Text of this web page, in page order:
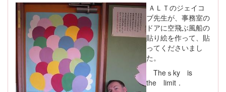
ＡＬＴのジェイコ
ブ先生が、事務室の
ドアに空飛ぶ風船の
貼り絵を作って、貼
ってくださいまし
た。
Theｓky is
the limit．